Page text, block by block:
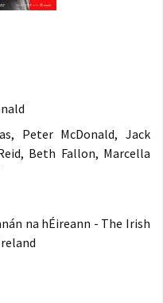
Peter McDonald, Jack
Beth Fallon, Marcella
na hÉireann - The Irish